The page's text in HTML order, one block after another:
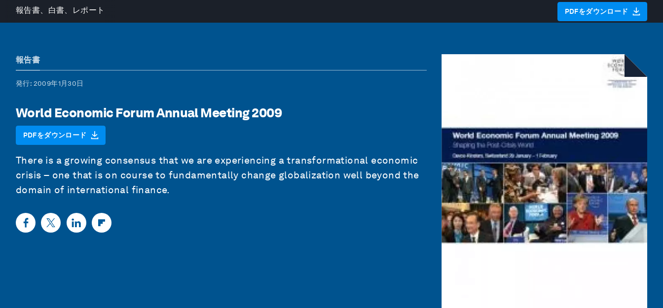
報告書、白書、レポート PDFをダウンロード
報告書
発行: 2009年1月30日
World Economic Forum Annual Meeting 2009
PDFをダウンロード
There is a growing consensus that we are experiencing a transformational economic
crisis – one that is on course to fundamentally change globalization well beyond the
domain of international finance.